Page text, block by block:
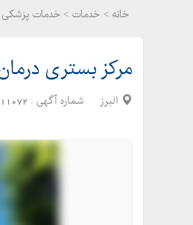
خانه > خدمات > خدمات پزشکی
مرکز بستری
البرز شماره آگهی : 11072